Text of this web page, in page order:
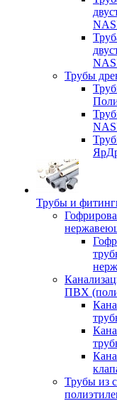
Трубы
Трубы и
ПВХ
Трубы из